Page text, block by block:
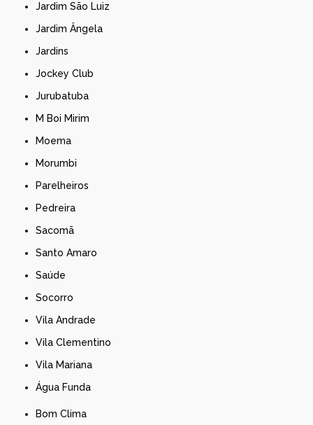
Jardim São Luiz
Jardim Ângela
Jardins
Jockey Club
Jurubatuba
M Boi Mirim
Moema
Morumbi
Parelheiros
Pedreira
Sacomã
Santo Amaro
Saúde
Socorro
Vila Andrade
Vila Clementino
Vila Mariana
Água Funda
Bom Clima